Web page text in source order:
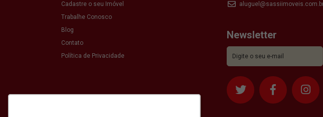
Cadastre o seu Imóvel
Trabalhe Conosco
Blog
Contato
Política de Privacidade
Newsletter